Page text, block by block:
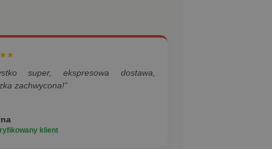
super, ekspresowa dostawa,
zachwycona!”
klient